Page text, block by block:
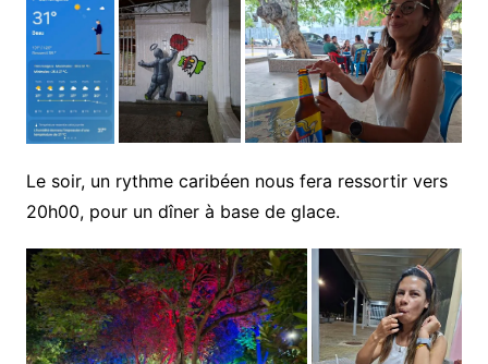
Le soir, un rythme caribéen nous fera ressortir vers
20h00, pour un dîner à base de glace.